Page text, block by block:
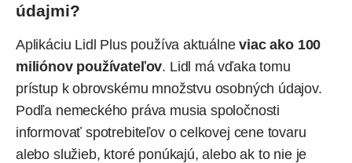
údajmi?
Aplikáciu Lidl Plus používa aktuálneviac ako 100
miliónov používateľov. Lidl má vďaka tomu
prístup k obrovskému množstvu osobných údajov.
Podľa nemeckého práva musia spoločnosti
informovať spotrebiteľov o celkovej cene tovaru
alebo služieb, ktoré ponúkajú, alebo ak to nie je